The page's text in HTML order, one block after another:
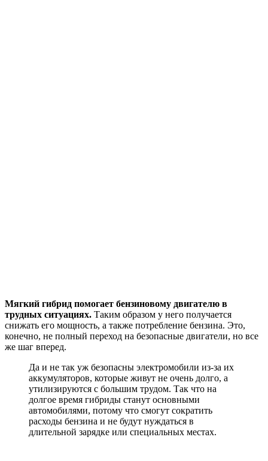
Мягкий гибрид помогает бензиновому двигателю в
трудных ситуациях. Таким образом у него получается
снижать его мощность, а также потребление бензина. Это,
конечно, не полный переход на безопасные двигатели, но все
же шаг вперед.
Да и не так уж безопасны электромобили из-за их
аккумуляторов, которые живут не очень долго, а
утилизируются с большим трудом. Так что на
долгое время гибриды станут основными
автомобилями, потому что смогут сократить
расходы бензина и не будут нуждаться в
длительной зарядке или специальных местах.